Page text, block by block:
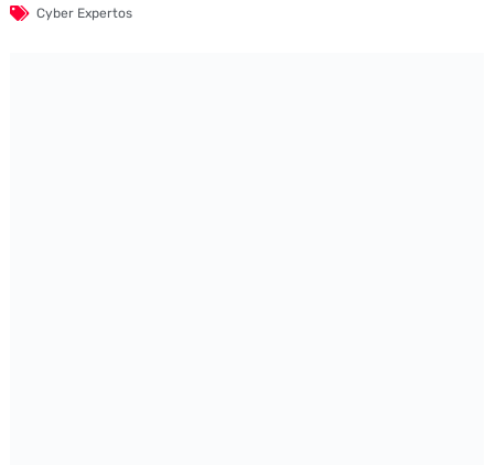
Cyber Expertos